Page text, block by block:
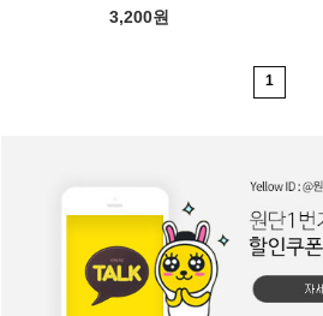
3,200원
1